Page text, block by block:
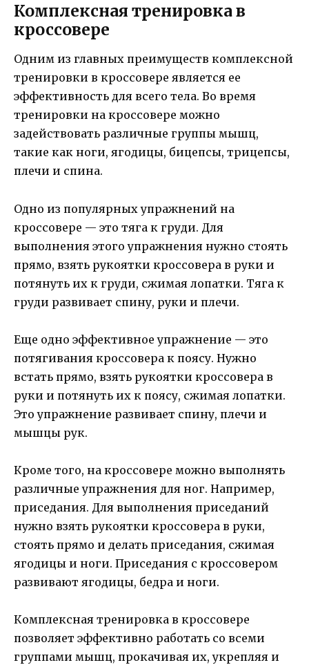
Комплексная тренировка в
кроссовере
Одним из главных преимуществ комплексной
тренировки в кроссовере является ее
эффективность для всего тела. Во время
тренировки на кроссовере можно
задействовать различные группы мышц,
такие как ноги, ягодицы, бицепсы, трицепсы,
плечи и спина.
Одно из популярных упражнений на
кроссовере — это тяга к груди. Для
выполнения этого упражнения нужно стоять
прямо, взять рукоятки кроссовера в руки и
потянуть их к груди, сжимая лопатки. Тяга к
груди развивает спину, руки и плечи.
Еще одно эффективное упражнение — это
потягивания кроссовера к поясу. Нужно
встать прямо, взять рукоятки кроссовера в
руки и потянуть их к поясу, сжимая лопатки.
Это упражнение развивает спину, плечи и
мышцы рук.
Кроме того, на кроссовере можно выполнять
различные упражнения для ног. Например,
приседания. Для выполнения приседаний
нужно взять рукоятки кроссовера в руки,
стоять прямо и делать приседания, сжимая
ягодицы и ноги. Приседания с кроссовером
развивают ягодицы, бедра и ноги.
Комплексная тренировка в кроссовере
позволяет эффективно работать со всеми
группами мышц, прокачивая их, укрепляя и